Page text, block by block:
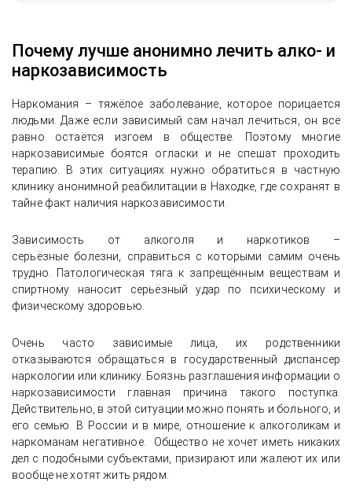
История успешного лечения женского
алкоголизма с сохранением
анонимности и социальной жизни
Почему лучше анонимно лечить алко- и
наркозависимость
Наркомания – тяжёлое заболевание, которое порицается
людьми. Даже если зависимый сам начал лечиться, он всё
равно остаётся изгоем в обществе. Поэтому многие
наркозависимые боятся огласки и не спешат проходить
терапию. В этих ситуациях нужно обратиться в частную
клинику анонимной реабилитации в Находке, где сохранят в
тайне факт наличия наркозависимости.
Зависимость от алкоголя и наркотиков –
серьёзные болезни, справиться с которыми самим очень
трудно. Патологическая тяга к запрещённым веществам и
спиртному наносит серьёзный удар по психическому и
физическому здоровью.
Очень часто зависимые лица, их родственники
отказываются обращаться в государственный диспансер
наркологии или клинику. Боязнь разглашения информации о
наркозависимости главная причина такого поступка.
Действительно, в этой ситуации можно понять и больного, и
его семью. В России и в мире, отношение к алкоголикам и
наркоманам негативное. Общество не хочет иметь никаких
дел с подобными субъектами, призирают или жалеют их или
вообще не хотят жить рядом.